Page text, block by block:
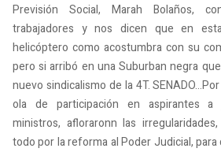
Previsión Social, Marah Bolaños,
trabajadores y nos dicen que en
helicóptero como acostumbra con su
pero si arribó en una Suburban negra
nuevo sindicalismo de la 4T.
ola de participación en aspirantes a
ministros, afloraronn las
todo por la reforma al Poder Judicial,